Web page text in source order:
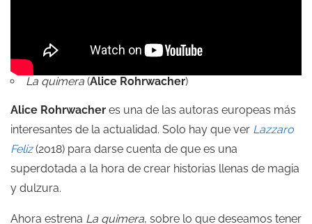
La quimera (Alice Rohrwacher)
Alice Rohrwacher es una de las autoras europeas más
interesantes de la actualidad. Solo hay que ver Lazzaro
Feliz(2018) para darse cuenta de que es una
superdotada a la hora de crear historias llenas de magia
y dulzura.
Ahora estrena La quimera, sobre lo que deseamos tener